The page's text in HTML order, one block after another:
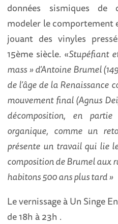
données sismiques de
modeler le comportement
jouant des vinyles
15ème siècle. «Stupéfiant
mass » d’Antoine Brumel
de l’âge de la Renaissance
mouvement final (Agnus
décomposition, en
organique, comme un
présente un travail qui lie
composition de Brumel aux
habitons 500 ans plus tard »
Le vernissage à Un Singe
de 18h à 23h .